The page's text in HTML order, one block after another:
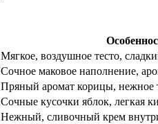
Мягкое, воздушное тесто,
Сочное маковое наполнение,
Пряный аромат корицы, нежное
Сочные кусочки яблок, легкая
Нежный, сливочный крем